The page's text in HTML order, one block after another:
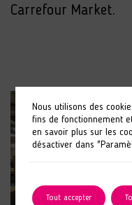
Carrefour Market.
Nous utilisons des
fins de fonctionnement
en savoir plus sur les
désactiver dans
Tout accepter